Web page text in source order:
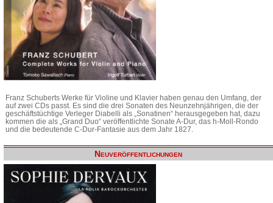
Franz Schuberts Werke für Violine und Klavier haben genau den Umfang, der
auf zwei CDs passt. Es sind die drei Sonaten des Neunzehnjährigen, die der
geschäftstüchtige Verleger Diabelli als „Sonatinen“ herausgegeben hat, dazu
kommen die als „Grand Duo“ veröffentlichte Sonate A-Dur, das h-Moll-Rondo
und die bedeutende C-Dur-Fantasie aus dem Jahr 1827.
Neuveröffentlichungen